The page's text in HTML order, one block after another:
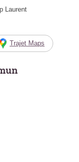
Laurent
Trajet Maps